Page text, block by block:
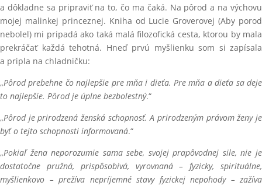
a dôkladne sa pripraviť na to, čo ma čaká. Na pôrod a na výchovu
mojej malinkej princeznej. Kniha od Lucie Groverovej (Aby porod
nebolel) mi pripadá ako taká malá filozofická cesta, ktorou by mala
prekráčať každá tehotná. Hneď prvú myšlienku som si zapísala
a pripla na chladničku:
„Pôrod prebehne čo najlepšie pre mňa i dieťa. Pre mňa a dieťa sa deje
to najlepšie. Pôrod je úplne bezbolestný.“
„Pôrod je prirodzená ženská schopnosť. A prirodzeným právom ženy je
byť o tejto schopnosti informovaná.“
„Pokiaľ žena neporozumie sama sebe, svojej prapôvodnej sile, nie je
dostatočne pružná, prispôsobivá, vyrovnaná – fyzicky, spirituálne,
myšlienkovo – prežíva nepríjemné stavy fyzickej nepohody – zažíva